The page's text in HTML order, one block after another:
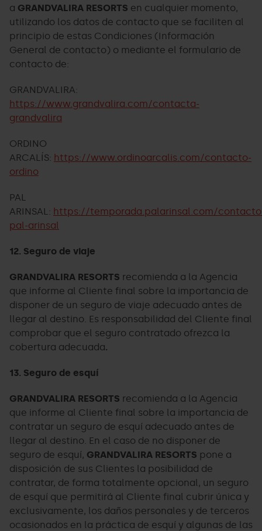
a GRANDVALIRA RESORTS en cualquier momento,
utilizando los datos de contacto que se faciliten al
principio de estas Condiciones (Información
General de contacto) o mediante el formulario de
contacto de:
GRANDVALIRA:
https://www.grandvalira.com/contacta-
grandvalira
ORDINO
ARCALÍS: https://www.ordinoarcalis.com/contacto-
ordino
PAL
ARINSAL: https://temporada.palarinsal.com/
pal-arinsal
12. Seguro de viaje
GRANDVALIRA RESORTS recomienda a la Agencia
que informe al Cliente final sobre la importancia de
disponer de un seguro de viaje adecuado antes de
llegar al destino. Es responsabilidad del Cliente final
comprobar que el seguro contratado ofrezca la
cobertura adecuada.
13. Seguro de esquí
GRANDVALIRA RESORTS recomienda a la Agencia
que informe al Cliente final sobre la importancia de
contratar un seguro de esquí adecuado antes de
llegar al destino. En el caso de no disponer de
seguro de esquí, GRANDVALIRA RESORTS pone a
disposición de sus Clientes la posibilidad de
contratar, de forma totalmente opcional, un seguro
de esquí que permitirá al Cliente final cubrir única y
exclusivamente, los daños personales y de terceros
ocasionados en la práctica de esquí y algunas de las